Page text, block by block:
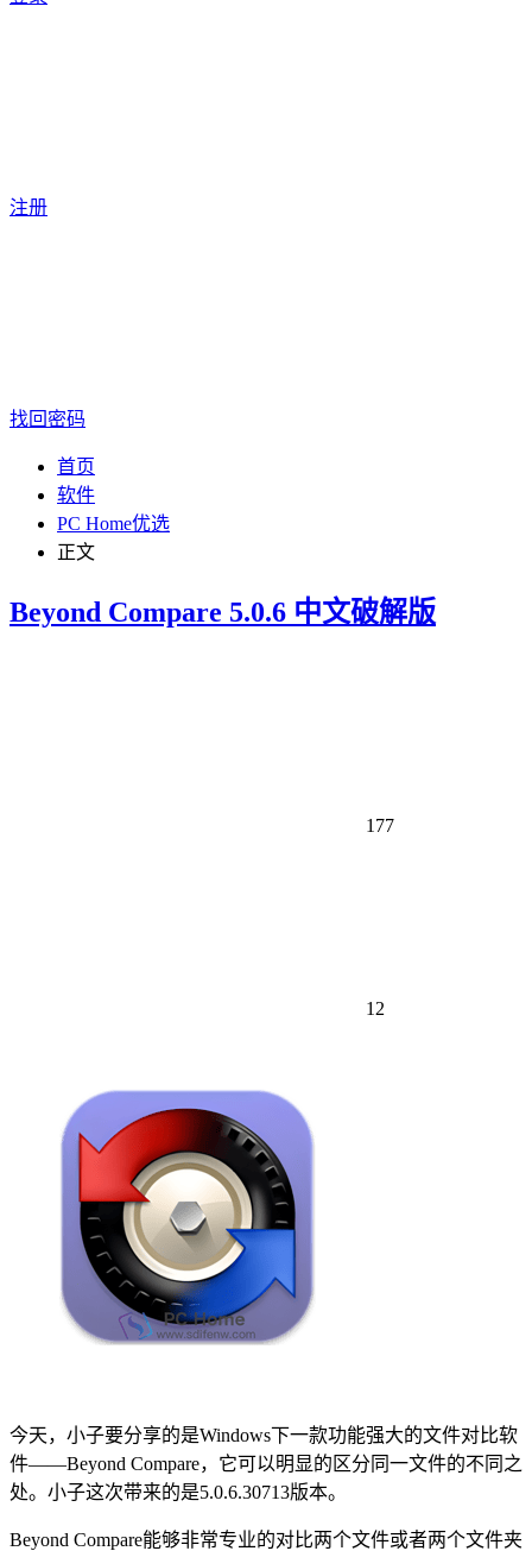
注册
找回密码
首页
软件
PC Home优选
正文
Beyond Compare 5.0.6 中文破解版
177
12
今天，小子要分享的是Windows下一款功能强大的文件对比软
件——Beyond Compare，它可以明显的区分同一文件的不同之
处。小子这次带来的是5.0.6.30713版本。
Beyond Compare能够非常专业的对比两个文件或者两个文件夹